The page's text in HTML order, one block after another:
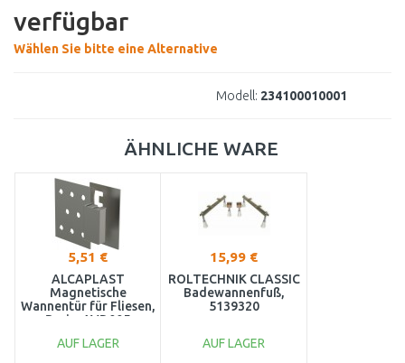
verfügbar
Wählen Sie bitte eine Alternative
Modell: 234100010001
ÄHNLICHE WARE
5,51 €
ALCAPLAST
Magnetische
Wannentür für Fliesen,
Basic, AVD005
AUF LAGER
15,99 €
ROLTECHNIK CLASSIC
Badewannenfuß,
5139320
AUF LAGER